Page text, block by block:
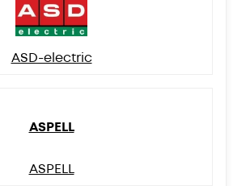
ASD-electric
ASPELL
ASPELL